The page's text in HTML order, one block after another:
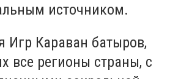
источником.
Игр Караван батыров,
все регионы страны, с